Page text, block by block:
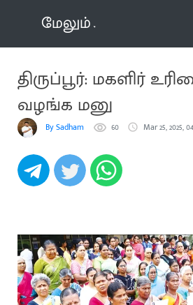
மேலும்
திருப்பூர்: மகளிர்
வழங்க மனு
By Sadham 60 Mar 25, 2025,